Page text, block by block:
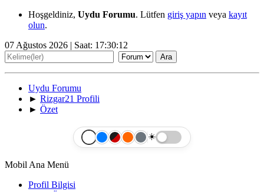
Hoşgeldiniz, Uydu Forumu. Lütfen giriş yapın veya kayıt
olun.
07 Ağustos 2026 | Saat: 17:30:12
Uydu Forumu
► Rizgar21 Profili
► Özet
☀️
Mobil Ana Menü
Profil Bilgisi